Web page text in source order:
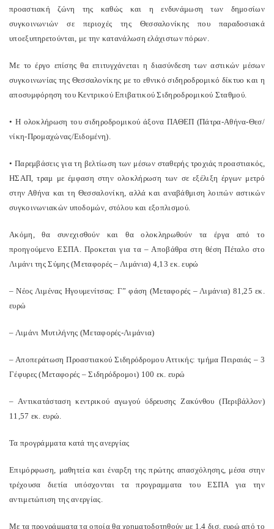
προαστιακή ζώνη της καθώς και η ενδυνάμωση των δημοσίων
συγκοινωνιών σε περιοχές της Θεσσαλονίκης που παραδοσιακά
υποεξυπηρετούνται, με την κατανάλωση ελάχιστων πόρων.
Με το έργο επίσης θα επιτυγχάνεται η διασύνδεση των αστικών μέσων
συγκοινωνίας της Θεσσαλονίκης με το εθνικό σιδηροδρομικό δίκτυο και η
αποσυμφόρηση του Κεντρικού Επιβατικού Σιδηροδρομικού Σταθμού.
• H ολοκλήρωση του σιδηροδρομικού άξονα ΠΑΘΕΠ (Πάτρα-Αθήνα-Θεσ/
νίκη-Προμαχώνας/Ειδομένη).
• Παρεμβάσεις για τη βελτίωση των μέσων σταθερής τροχιάς προαστιακός,
ΗΣΑΠ, τραμ με έμφαση στην ολοκλήρωση των σε εξέλιξη έργων μετρό
στην Αθήνα και τη Θεσσαλονίκη, αλλά και αναβάθμιση λοιπών αστικών
συγκοινωνιακών υποδομών, στόλου και εξοπλισμού.
Ακόμη, θα συνεχισθούν και θα ολοκληρωθούν τα έργα από το
προηγούμενο ΕΣΠΑ. Προκεται για τα – Αποβάθρα στη θέση Πέταλο στο
Λιμάνι της Σύμης (Μεταφορές – Λιμάνια) 4,13 εκ. ευρώ
– Νέος Λιμένας Ηγουμενίτσας: Γ” φάση (Μεταφορές – Λιμάνια) 81,25 εκ.
ευρώ
– Λιμάνι Μυτιλήνης (Μεταφορές-Λιμάνια)
– Aποπεράτωση Προαστιακού Σιδηρόδρομου Αττικής: τμήμα Πειραιάς – 3
Γέφυρες (Μεταφορές – Σιδηρόδρομοι) 100 εκ. ευρώ
– Aντικατάσταση κεντρικού αγωγού ύδρευσης Ζακύνθου (Περιβάλλον)
11,57 εκ. ευρώ.
Τα προγράμματα κατά της ανεργίας
Eπιμόρφωση, μαθητεία και έναρξη της πρώτης απασχόλησης, μέσα στην
τρέχουσα διετία υπόσχονται τα προγραμματα του ΕΣΠΑ για την
αντιμετώπιση της ανεργίας.
Με τα προγράμματα τα οποία θα χρηματοδοτηθούν με 1,4 δισ. ευρώ από το